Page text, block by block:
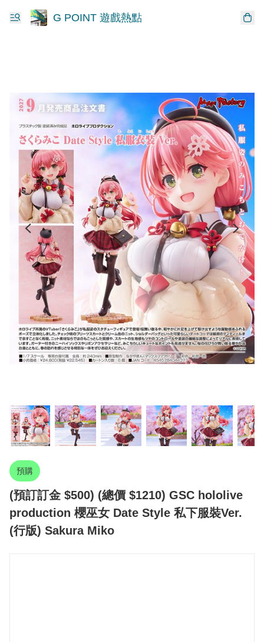
G POINT 遊戲熱點
預購
(預訂訂金 $500) (總價 $1210) GSC hololive
production 櫻巫女 Date Style 私下服裝Ver.
(行版) Sakura Miko